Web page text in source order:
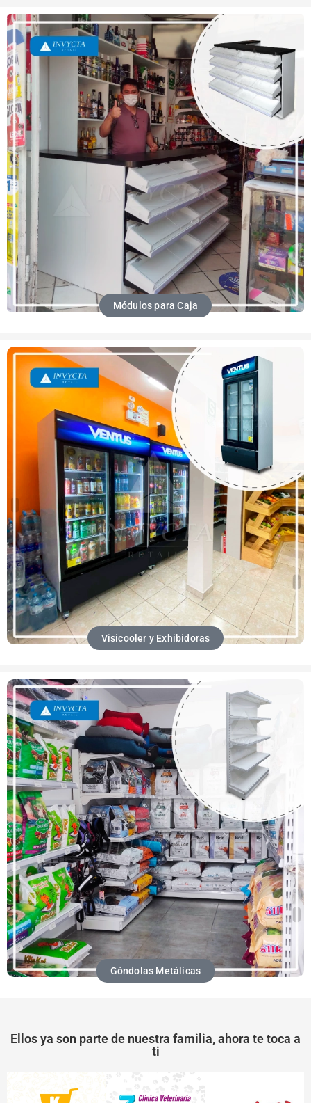
Módulos para Caja
Visicooler y Exhibidoras
Góndolas Metálicas
Ellos ya son parte de nuestra familia, ahora te toca a
ti